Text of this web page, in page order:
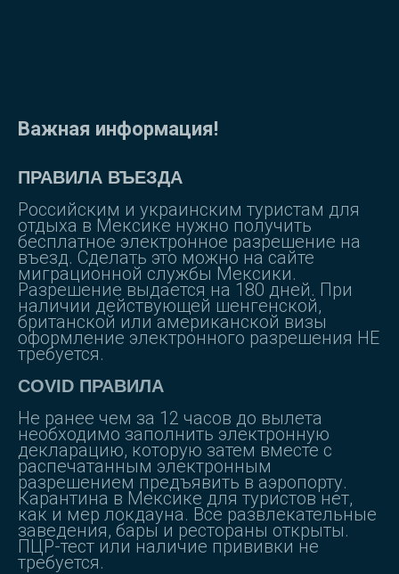
Важная информация!
ПРАВИЛА ВЪЕЗДА
Российским и украинским туристам для
отдыха в Мексике нужно получить
бесплатное электронное разрешение на
въезд. Сделать это можно на сайте
миграционной службы Мексики.
Разрешение выдается на 180 дней. При
наличии действующей шенгенской,
британской или американской визы
оформление электронного разрешения НЕ
требуется.
COVID ПРАВИЛА
Не ранее чем за 12 часов до вылета
необходимо заполнить электронную
декларацию, которую затем вместе с
распечатанным электронным
разрешением предъявить в аэропорту.
Карантина в Мексике для туристов нет,
как и мер локдауна. Все развлекательные
заведения, бары и рестораны открыты.
ПЦР-тест или наличие прививки не
требуется.